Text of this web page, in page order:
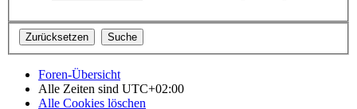
Foren-Übersicht
Alle Zeiten sind UTC+02:00
Alle Cookies löschen